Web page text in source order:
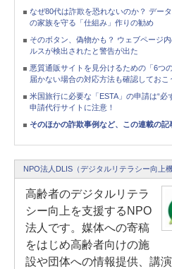
なぜ80代は詐欺を恐れないのか？ デー
の家族を守る「仕組み」作りの勧め
そのボタン、偽物かも？ ウェブページ
ルスが検出されたと警告が出た
悪質通販サイトを見分けるための「6つ
届かない場合の対応方法も確認しておこ
米国旅行に必要な「ESTA」の申請は“必
申請代行サイトに注意！
そのほかの詐欺事例など、この連載の記
NPO法人DLIS（デジタルリテラシー向上機
高齢者のデジタルリテラ
シー向上を支援するNPO
法人です。媒体への寄稿
をはじめ高齢者向けの施
設や団体への情報提供、講